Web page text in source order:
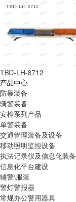
TBD-LH-8712
产品中心
防暴装备
骑警装备
安检系列产品
单警装备
交通管理装备及设备
移动照明监控设备
执法记录仪及信息化装备
信息化平台建设
辅警\服装
警灯警报器
常规办公警用器具